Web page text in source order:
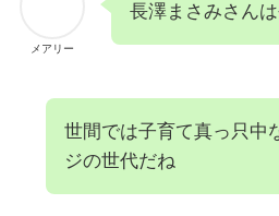
メアリー
長澤まさみさんは
世間では子育て真っ只中
ジの世代だね